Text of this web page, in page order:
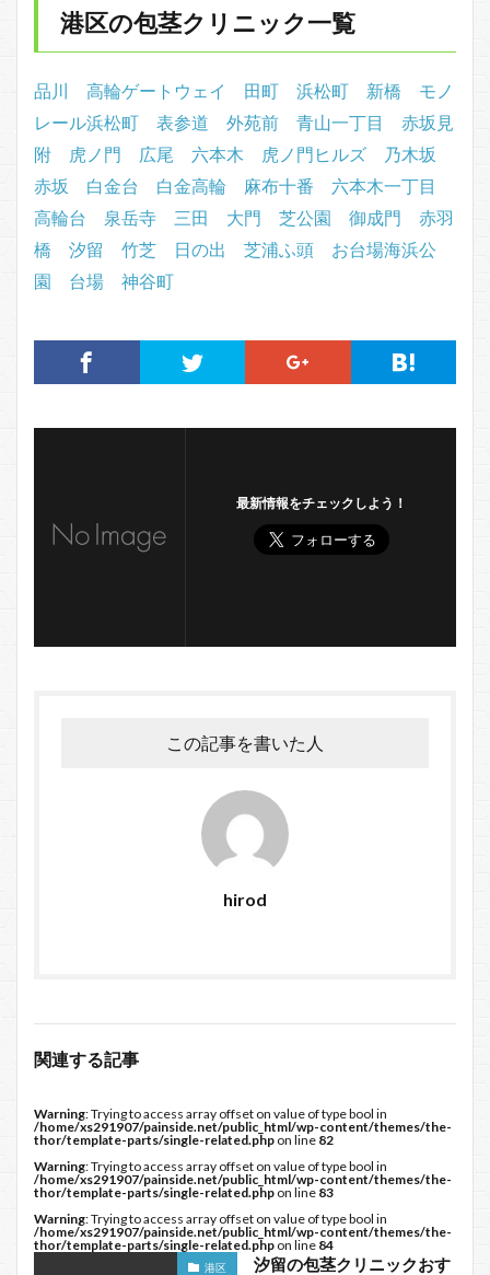
港区の包茎クリニック一覧
品川 高輪ゲートウェイ 田町 浜松町 新橋
モノ
レール浜松町
表参道 外苑前 青山一丁目
赤坂見
附
虎ノ門 広尾 六本木 虎ノ門ヒルズ
乃木坂
赤坂
白金台 白金高輪 麻布十番
六本木一丁目
高輪台
泉岳寺 三田 大門 芝公園 御成門
赤羽
橋
汐留 竹芝 日の出 芝浦ふ頭
お台場海浜公
園
台場 神谷町
最新情報をチェックしよう！
この記事を書いた人
hirod
関連する記事
Warning: Trying to access array offset on value of type bool in
/home/xs291907/painside.net/public_html/wp-content/themes/the-
thor/template-parts/single-related.php on line 82
Warning: Trying to access array offset on value of type bool in
/home/xs291907/painside.net/public_html/wp-content/themes/the-
thor/template-parts/single-related.php on line 83
Warning: Trying to access array offset on value of type bool in
/home/xs291907/painside.net/public_html/wp-content/themes/the-
thor/template-parts/single-related.php on line 84
港区
汐留の包茎クリニックおす